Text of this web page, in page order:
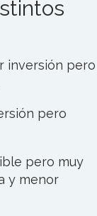
inversión pero
pero
pero muy
y menor